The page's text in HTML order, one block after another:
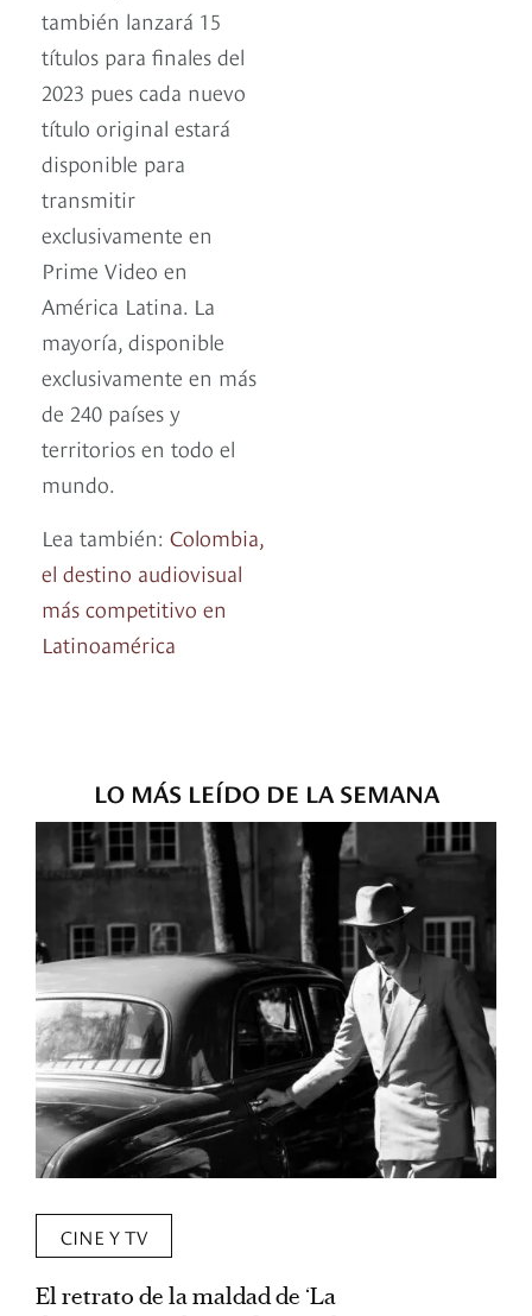
también lanzará 15
títulos para finales del
2023 pues cada nuevo
título original estará
disponible para
transmitir
exclusivamente en
Prime Video en
América Latina. La
mayoría, disponible
exclusivamente en más
de 240 países y
territorios en todo el
mundo.
Lea también: Colombia,
el destino audiovisual
más competitivo en
Latinoamérica
LO MÁS LEÍDO DE LA SEMANA
CINE Y TV
El retrato de la maldad de ‘La